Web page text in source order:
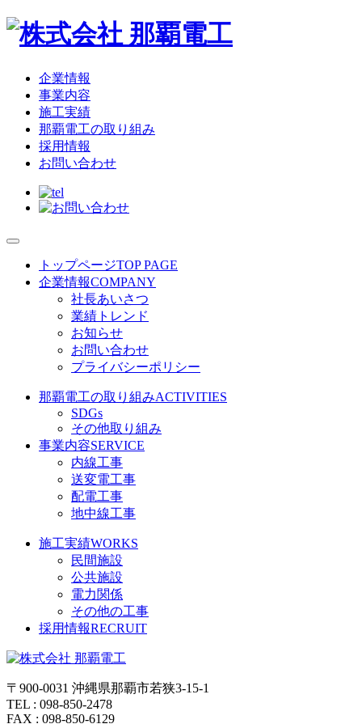
企業情報
事業内容
施工実績
那覇電工の取り組み
採用情報
お問い合わせ
トップページTOP PAGE
企業情報COMPANY
社長あいさつ
業績トレンド
お知らせ
お問い合わせ
プライバシーポリシー
那覇電工の取り組みACTIVITIES
SDGs
その他取り組み
事業内容SERVICE
内線工事
送変電工事
配電工事
地中線工事
施工実績WORKS
民間施設
公共施設
電力関係
その他の工事
採用情報RECRUIT
〒900-0031 沖縄県那覇市若狭3-15-1
TEL : 098-850-2478
FAX : 098-850-6129